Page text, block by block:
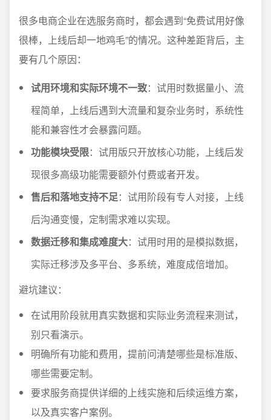
很多电商企业在选服务商时，都会遇到“免费试用好像
很棒，上线后却一地鸡毛”的情况。这种差距背后，主
要有几个原因：
试用环境和实际环境不一致：试用时数据量小、流
程简单，上线后遇到大流量和复杂业务时，系统性
能和兼容性才会暴露问题。
功能模块受限：试用版只开放核心功能，上线后发
现很多高级功能需要额外付费或者开发。
售后和落地支持不足：试用阶段有专人对接，上线
后沟通变慢，定制需求难以实现。
数据迁移和集成难度大：试用时用的是模拟数据，
实际迁移涉及多平台、多系统，难度成倍增加。
避坑建议：
在试用阶段就用真实数据和实际业务流程来测试，
别只看演示。
明确所有功能和费用，提前问清楚哪些是标准版、
哪些需要定制。
要求服务商提供详细的上线实施和后续运维方案，
以及真实客户案例。